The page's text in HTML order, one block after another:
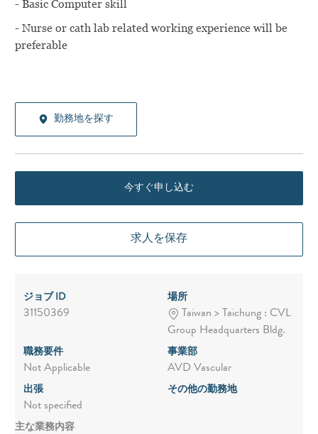
- Basic Computer skill
- Nurse or cath lab related working experience will be
preferable
勤務地を探す
今すぐ申し込む
求人を保存
ジョブ ID
31150369
場所
Taiwan > Taichung : CVL
Group Headquarters Bldg.
職務要件
Not Applicable
事業部
AVD Vascular
出張
Not specified
その他の勤務地
主な業務内容